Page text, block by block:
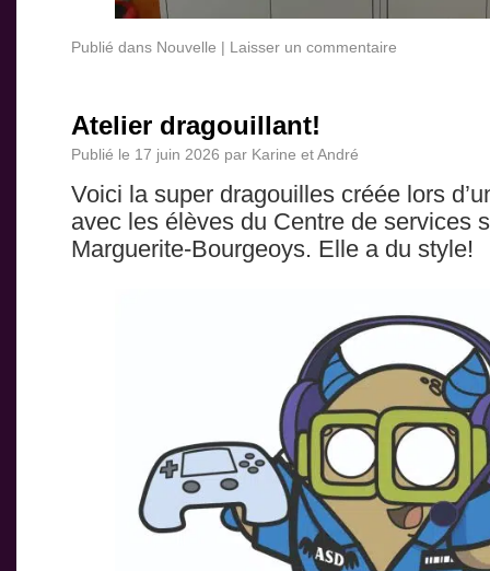
Publié dans Nouvelle | Laisser un commentaire
Atelier dragouillant!
Publié le 17 juin 2026 par Karine et André
Voici la super dragouilles créée lors
avec les élèves du Centre de services
Marguerite-Bourgeoys. Elle a du style!